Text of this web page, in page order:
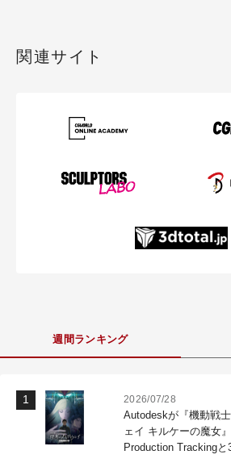
関連サイト
週間ランキング
2026/07/28
Autodeskが『機動戦
ェイ キルケーの魔女
Production Trackingと